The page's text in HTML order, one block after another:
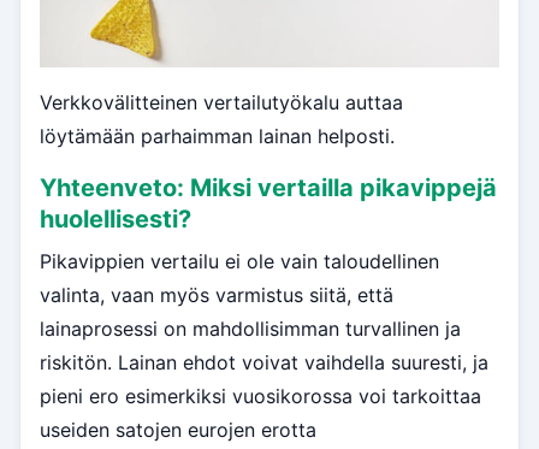
Verkkovälitteinen vertailutyökalu auttaa
löytämään parhaimman lainan helposti.
Yhteenveto: Miksi vertailla pikavippejä
huolellisesti?
Pikavippien vertailu ei ole vain taloudellinen
valinta, vaan myös varmistus siitä, että
lainaprosessi on mahdollisimman turvallinen ja
riskitön. Lainan ehdot voivat vaihdella suuresti, ja
pieni ero esimerkiksi vuosikorossa voi tarkoittaa
useiden satojen eurojen erotta